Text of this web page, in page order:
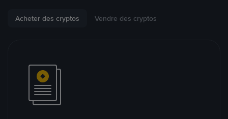
Acheter des cryptos Vendre des cryptos